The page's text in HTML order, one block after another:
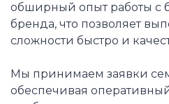
обширный опыт работы с
бренда, что позволяет
сложности быстро и
Мы принимаем заявки
обеспечивая